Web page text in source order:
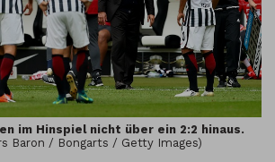
im Hinspiel nicht über ein 2:2 hinaus.
Baron / Bongarts / Getty Images)